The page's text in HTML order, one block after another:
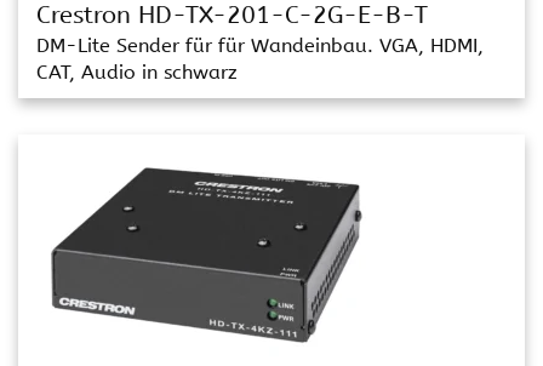
Crestron HD-TX-201-C-2G-E-B-T
DM-Lite Sender für für Wandeinbau. VGA, HDMI,
CAT, Audio in schwarz